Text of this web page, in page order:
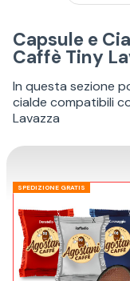
Capsule e
Caffè Tiny
In questa sezione
cialde compatibili
Lavazza
SPEDIZIONE GRATIS